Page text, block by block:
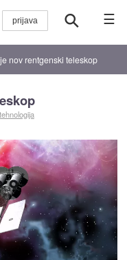
☰
nov rentgenski teleskop